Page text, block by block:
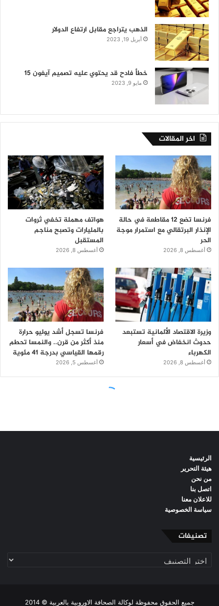
الرئيسية
هيئة التحرير
من نحن
اتصل بنا
للاعلان معنا
سياسة الخصوصية
تصنيفات
تصنيفات
جميع الحقوق محفوظة لوكالة الصحافة الاوروبية بالعربية © 2014